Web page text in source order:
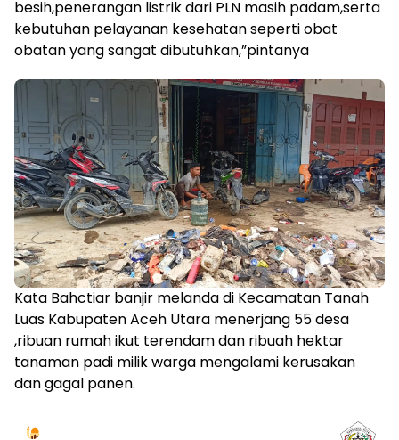
besih,penerangan listrik dari PLN masih padam,serta
kebutuhan pelayanan kesehatan seperti obat
obatan yang sangat dibutuhkan,”pintanya
Kata Bahctiar banjir melanda di Kecamatan Tanah
Luas Kabupaten Aceh Utara menerjang 55 desa
,ribuan rumah ikut terendam dan ribuah hektar
tanaman padi milik warga mengalami kerusakan
dan gagal panen.